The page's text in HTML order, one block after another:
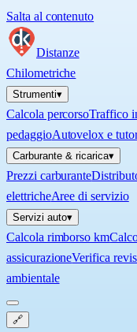
Salta al contenuto
Distanze
Chilometriche
Strumenti▾
Calcola percorsoTraffico
pedaggioAutovelox e
Carburante & ricarica▾
Prezzi carburante
elettricheAree di servizio
Servizi auto▾
Calcola rimborso km
assicurazioneVerifica
ambientale
🔗